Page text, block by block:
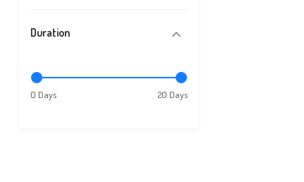
Duration
0 Days 20 Days